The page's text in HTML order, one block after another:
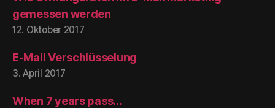
gemessen werden
12. Oktober 2017
E-Mail Verschlüsselung
3. April 2017
When 7 years pass…